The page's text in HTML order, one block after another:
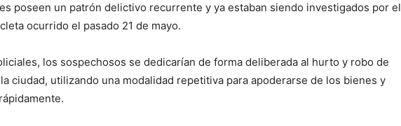
poseen un patrón delictivo recurrente y ya estaban siendo investigados por el
ocurrido el pasado 21 de mayo.
los sospechosos se dedicarían de forma deliberada al hurto y robo de
ciudad, utilizando una modalidad repetitiva para apoderarse de los bienes y